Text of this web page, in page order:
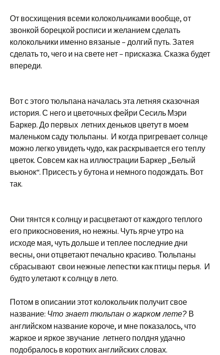
От восхищения всеми колокольчиками вообще, от
звонкой борецкой росписи и желанием сделать
колокольчики именно вязаные – долгий путь. Затея
сделать то, чего и на свете нет – присказка. Сказка будет
впереди.
Вот с этого тюльпана началась эта летняя сказочная
история. С него и цветочных фейри Сесиль Мэри
Баркер. До первых летних деньков цветут в моем
маленьком саду тюльпаны. И когда пригревает солнце
можно легко увидеть чудо, как раскрывается его теплу
цветок. Совсем как на иллюстрации Баркер „Белый
вьюнок“. Присесть у бутона и немного подождать. Вот
так.
Они тянтся к солнцу и расцветают от каждого теплого
его прикосновения, но нежны. Чуть ярче утро на
исходе мая, чуть дольше и теплее последние дни
весны, они отцветают печально красиво. Тюльпаны
сбрасывают свои нежные лепестки как птицы перья. И
будто улетают к солнцу в лето.
Потом в описании этот колокольчик получит свое
название: Что знает тюльпан о жарком лете? В
английском название короче, и мне показалось, что
жаркое и яркое звучание летнего полдня удачно
подобралось в коротких английских словах.